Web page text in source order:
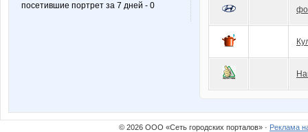
посетившие портрет за 7 дней - 0
© 2026 ООО «Сеть городских порталов» · Реклама